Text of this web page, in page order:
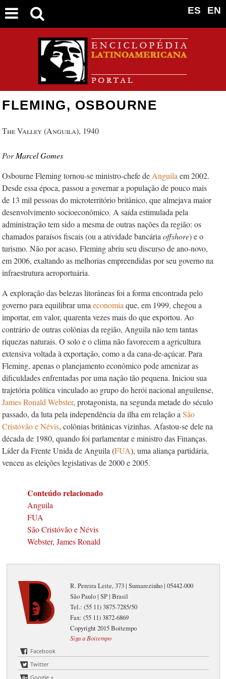
EN
ES
FLEMING, OSBOURNE
The Valley (Anguila), 1940
Marcel Gomes
Osbourne Fleming tornou-se ministro-chefe de Anguila em 2002.
Desde essa época, passou a governar a população de pouco mais
de 13 mil pessoas do microterritório britânico, que almejava maior
desenvolvimento socioeconômico. A saída estimulada pela
administração tem sido a mesma de outras nações da região: os
chamados paraísos fiscais (ou a atividade bancária offshore) e o
turismo. Não por acaso, Fleming abriu seu discurso de ano-novo,
em 2006, exaltando as melhorias empreendidas por seu governo na
infraestrutura aeroportuária.
A exploração das belezas litorâneas foi a forma encontrada pelo
governo para equilibrar uma economia que, em 1999, chegou a
importar, em valor, quarenta vezes mais do que exportou. Ao
contrário de outras colônias da região, Anguila não tem tantas
riquezas naturais. O solo e o clima não favorecem a agricultura
extensiva voltada à exportação, como a da cana-de-açúcar. Para
Fleming, apenas o planejamento econômico pode amenizar as
dificuldades enfrentadas por uma nação tão pequena. Iniciou sua
trajetória política vinculado ao grupo do herói nacional anguilense,
James Ronald Webster, protagonista, na segunda metade do século
passado, da luta pela independência da ilha em relação a São
Cristóvão e Névis, colônias britânicas vizinhas. Afastou-se dele na
década de 1980, quando foi parlamentar e ministro das Finanças.
Líder da Frente Unida de Anguila (FUA), uma aliança partidária,
venceu as eleições legislativas de 2000 e 2005.
Conteúdo relacionado
Anguila
FUA
São Cristóvão e Névis
Webster, James Ronald
R. Pereira Leite, 373 | Sumarezinho | 05442-000
São Paulo | SP | Brasil
Tel.: (55 11) 3875-7285/50
Fax: (55 11) 3872-6869
Copyright 2015 Boitempo
Siga a Boitempo
Facebook
Twitter
Google +